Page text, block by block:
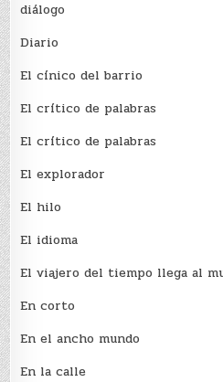
diálogo
Diario
El cínico del barrio
El crí­tico de palabras
El crí­tico de palabras
El explorador
El hilo
El idioma
El viajero del tiempo llega al
En corto
En el ancho mundo
En la calle